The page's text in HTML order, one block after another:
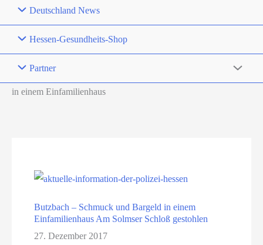
Deutschland News
Hessen-Gesundheits-Shop
Partner
in einem Einfamilienhaus
Butzbach – Schmuck und Bargeld in einem
Einfamilienhaus Am Solmser Schloß gestohlen
27. Dezember 2017